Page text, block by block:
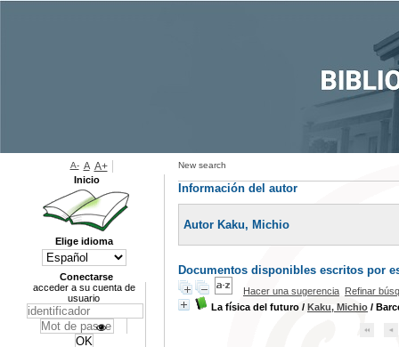
New search
Información del autor
Autor Kaku, Michio
Documentos disponibles escritos por
Hacer una sugerencia Refinar
La física del futuro / Kaku, Michio /
A- A A+
Inicio
Elige idioma
Conectarse
acceder a su cuenta de
usuario